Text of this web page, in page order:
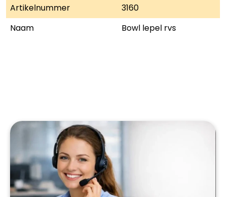
Artikelnummer
3160
Naam
Bowl lepel rvs